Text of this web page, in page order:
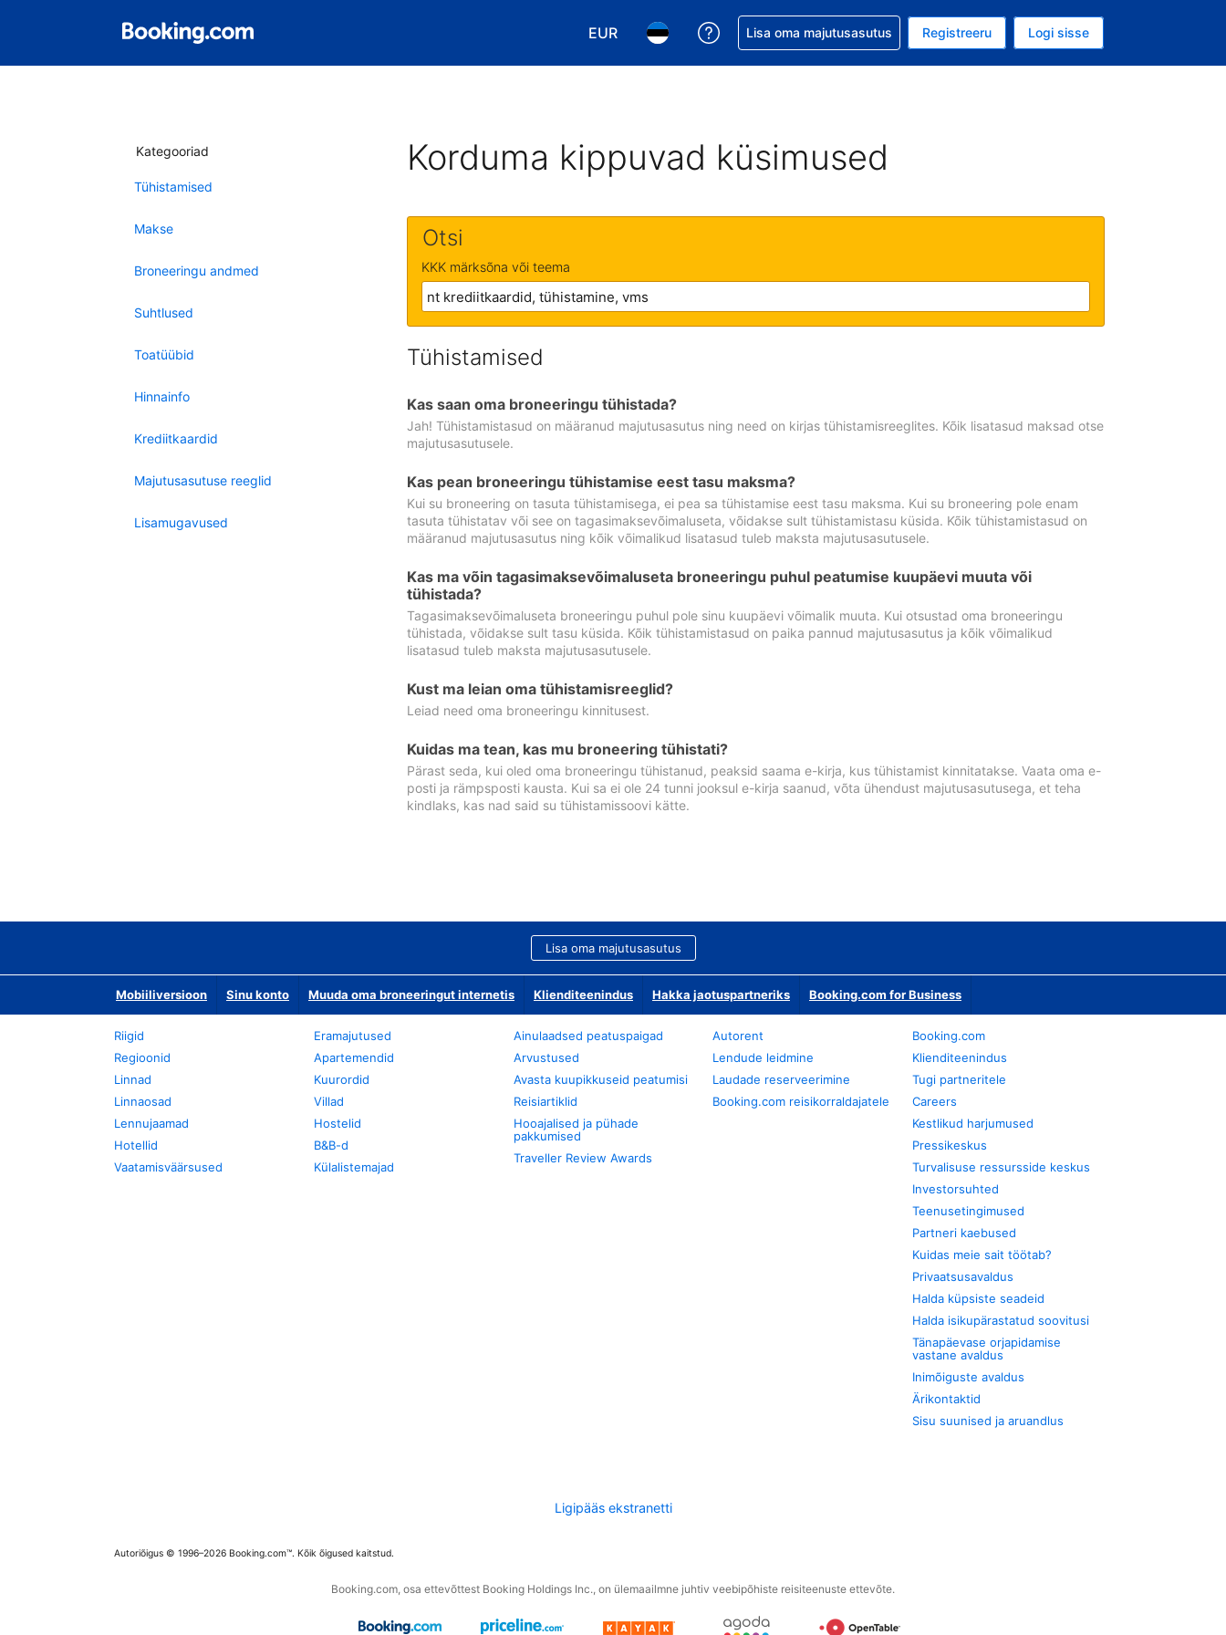
EUR
Vali valuuta. Praegune valitud valuuta on EUR
Vali keel. Praegune valitud keel on Eesti keeles
Saa broneeringuga abi
Lisa oma majutusasutus Registreeru Logi sisse
Kategooriad
Tühistamised
Makse
Broneeringu andmed
Suhtlused
Toatüübid
Hinnainfo
Krediitkaardid
Majutusasutuse reeglid
Lisamugavused
Korduma kippuvad küsimused
Otsi
KKK märksõna või teema
Tühistamised
Kas saan oma broneeringu tühistada?
Jah! Tühistamistasud on määranud majutusasutus ning need on kirjas tühistamisreeglites. Kõik lisatasud maksad otse
majutusasutusele.
Kas pean broneeringu tühistamise eest tasu maksma?
Kui su broneering on tasuta tühistamisega, ei pea sa tühistamise eest tasu maksma. Kui su broneering pole enam
tasuta tühistatav või see on tagasimaksevõimaluseta, võidakse sult tühistamistasu küsida. Kõik tühistamistasud on
määranud majutusasutus ning kõik võimalikud lisatasud tuleb maksta majutusasutusele.
Kas ma võin tagasimaksevõimaluseta broneeringu puhul peatumise kuupäevi muuta või
tühistada?
Tagasimaksevõimaluseta broneeringu puhul pole sinu kuupäevi võimalik muuta. Kui otsustad oma broneeringu
tühistada, võidakse sult tasu küsida. Kõik tühistamistasud on paika pannud majutusasutus ja kõik võimalikud
lisatasud tuleb maksta majutusasutusele.
Kust ma leian oma tühistamisreeglid?
Leiad need oma broneeringu kinnitusest.
Kuidas ma tean, kas mu broneering tühistati?
Pärast seda, kui oled oma broneeringu tühistanud, peaksid saama e-kirja, kus tühistamist kinnitatakse. Vaata oma e-
posti ja rämpsposti kausta. Kui sa ei ole 24 tunni jooksul e-kirja saanud, võta ühendust majutusasutusega, et teha
kindlaks, kas nad said su tühistamissoovi kätte.
Lisa oma majutusasutus
Mobiiliversioon Sinu konto Muuda oma broneeringut internetis Klienditeenindus Hakka jaotuspartneriks Booking.com for Business
Riigid
Regioonid
Linnad
Linnaosad
Lennujaamad
Hotellid
Vaatamisväärsused
Eramajutused
Apartemendid
Kuurordid
Villad
Hostelid
B&B-d
Külalistemajad
Ainulaadsed peatuspaigad
Arvustused
Avasta kuupikkuseid peatumisi
Reisiartiklid
Hooajalised ja pühade
pakkumised
Traveller Review Awards
Autorent
Lendude leidmine
Laudade reserveerimine
Booking.com reisikorraldajatele
Booking.com
Klienditeenindus
Tugi partneritele
Careers
Kestlikud harjumused
Pressikeskus
Turvalisuse ressursside keskus
Investorsuhted
Teenusetingimused
Partneri kaebused
Kuidas meie sait töötab?
Privaatsusavaldus
Halda küpsiste seadeid
Halda isikupärastatud soovitusi
Tänapäevase orjapidamise
vastane avaldus
Inimõiguste avaldus
Ärikontaktid
Sisu suunised ja aruandlus
Ligipääs ekstranetti
Autoriõigus © 1996–2026 Booking.com™. Kõik õigused kaitstud.
Booking.com, osa ettevõttest Booking Holdings Inc., on ülemaailmne juhtiv veebipõhiste reisiteenuste ettevõte.